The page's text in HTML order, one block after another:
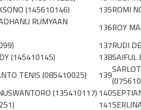
(145610146) 135ROMI
RUMYAAN
136ROY
137RUDI
(145410145) 138SAIFUL
TENIS (085410025) 139
(135410117) 140
141